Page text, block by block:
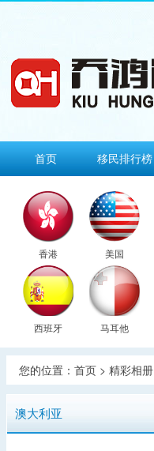
首页 移民排行榜
香港 美国
西班牙 马耳他
您的位置： 首页 > 精彩相册
澳大利亚